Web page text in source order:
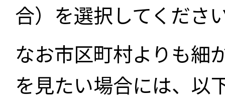
合）を選択してくださ
なお市区町村よりも細
を見たい場合には、以